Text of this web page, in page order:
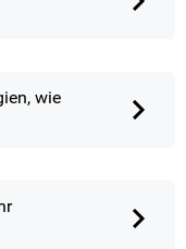
wie